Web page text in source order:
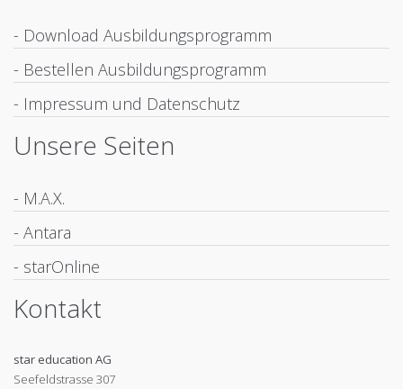
- Download Ausbildungsprogramm
- Bestellen Ausbildungsprogramm
- Impressum und Datenschutz
Unsere Seiten
- M.A.X.
- Antara
- starOnline
Kontakt
star education AG
Seefeldstrasse 307